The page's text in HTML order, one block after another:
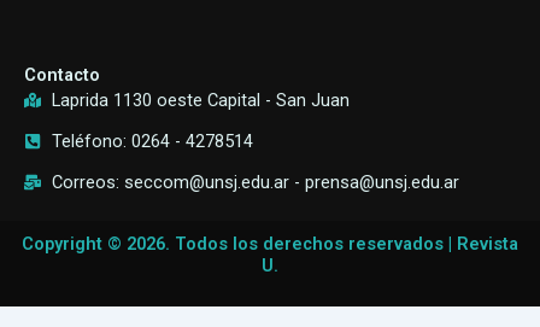
Contacto
Laprida 1130 oeste Capital - San Juan
Teléfono: 0264 - 4278514
Correos: seccom@unsj.edu.ar - prensa@unsj.edu.ar
Copyright © 2026. Todos los derechos reservados | Revista
U.